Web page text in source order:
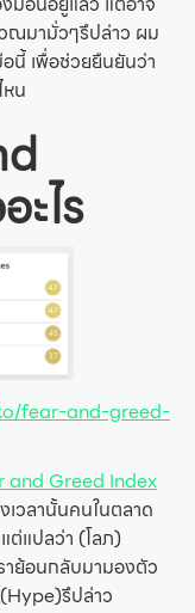
ณมามั่วๆรึปล่าว ผม
อนี้ เพื่อช่วยยืนยันว่า
น
ไร
fear-and-greed-
and Greed Index
เวลานั้นคนในตลาด
ต่แปลว่า (โลภ)
าย้อนกลับมามองตัว
รึปล่าว